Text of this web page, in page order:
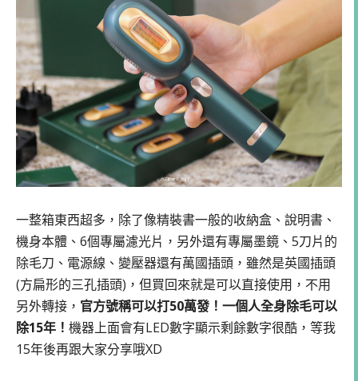
一整箱東西超多，除了像精裝書一般的收納盒、說明書、
機身本體、6個專屬濾光片，另外還有專屬墨鏡、5刀片的
除毛刀、電源線、變壓器還有萬國插頭，雖然是英國插頭
(方扁形的三孔插頭)，但買回來就是可以直接使用，不用
另外轉接， 官方號稱可以打50萬發！一個人全身除毛可以
除15年！ 機器上面會有LED數字顯示剩餘數字很酷，等我
15年後再跟大家分享哦XD